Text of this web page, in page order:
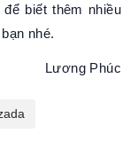
biết thêm nhiều
nhé.
Lương Phúc